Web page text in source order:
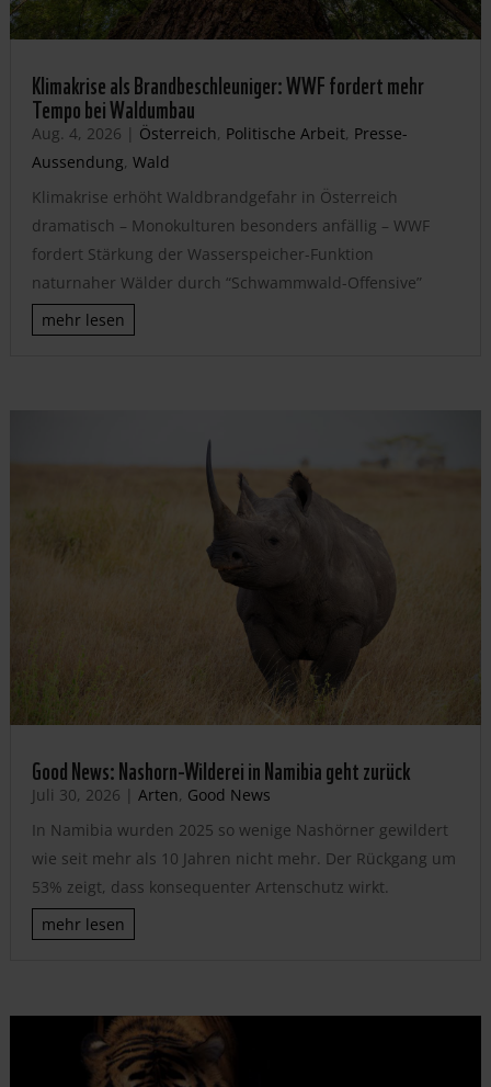
Klimakrise als Brandbeschleuniger: WWF fordert mehr
Tempo bei Waldumbau
Aug. 4, 2026 | Österreich, Politische Arbeit, Presse-
Aussendung, Wald
Klimakrise erhöht Waldbrandgefahr in Österreich
dramatisch – Monokulturen besonders anfällig – WWF
fordert Stärkung der Wasserspeicher-Funktion
naturnaher Wälder durch “Schwammwald-Offensive”
mehr lesen
Good News: Nashorn-Wilderei in Namibia geht zurück
Juli 30, 2026 | Arten, Good News
In Namibia wurden 2025 so wenige Nashörner gewildert
wie seit mehr als 10 Jahren nicht mehr. Der Rückgang um
53% zeigt, dass konsequenter Artenschutz wirkt.
mehr lesen